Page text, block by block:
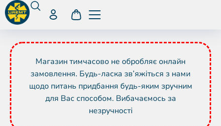
Магазин тимчасово не обробляє онлайн
замовлення. Будь-ласка зв’яжіться з нами
щодо питань придбання будь-яким зручним
для Вас способом. Вибачаємось за
незручності